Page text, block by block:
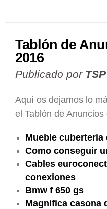
Tablón de
2016
Publicado por TSP
Aquí os dejamos lo
el Tablón de Anuncios
Mueble cuberteria
Como conseguir
Cables
conexiones
Bmw f 650 gs
Magnifica casona